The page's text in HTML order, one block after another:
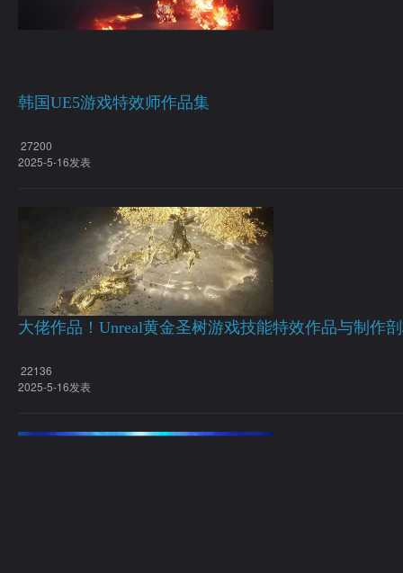
韩国UE5游戏特效师作品集
27200
2025-5-16发表
大佬作品！Unreal黄金圣树游戏技能特效作品与制作
22136
2025-5-16发表